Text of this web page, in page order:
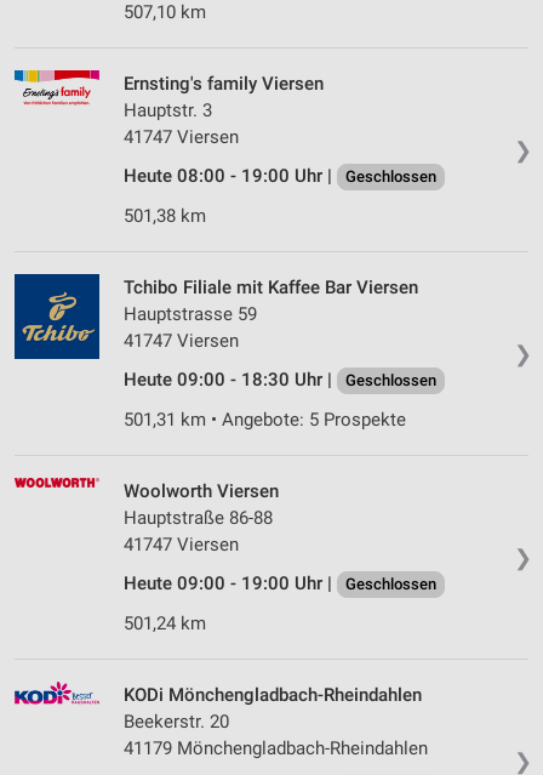
507,10 km
❯
Ernsting's family Viersen
Hauptstr. 3
41747 Viersen
Heute 08:00 - 19:00 Uhr |
Geschlossen
501,38 km
❯
Tchibo Filiale mit Kaffee Bar Viersen
Hauptstrasse 59
41747 Viersen
Heute 09:00 - 18:30 Uhr |
Geschlossen
501,31 km • Angebote: 5 Prospekte
❯
Woolworth Viersen
Hauptstraße 86-88
41747 Viersen
Heute 09:00 - 19:00 Uhr |
Geschlossen
501,24 km
❯
KODi Mönchengladbach-Rheindahlen
Beekerstr. 20
41179 Mönchengladbach-Rheindahlen